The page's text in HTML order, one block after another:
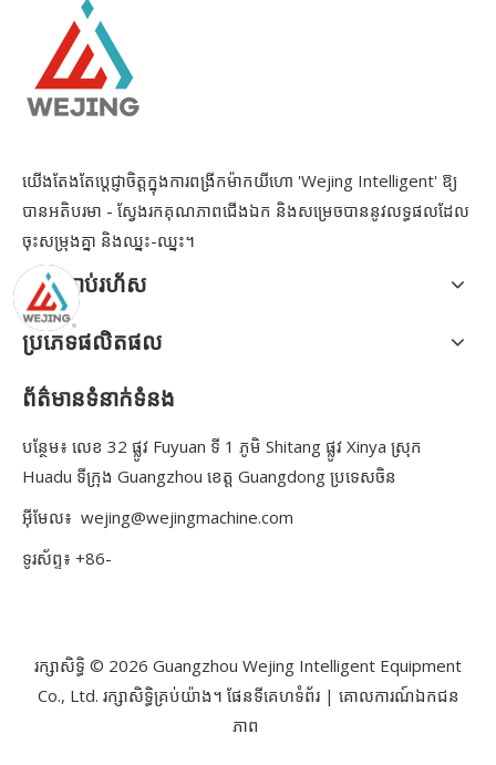
យើងតែងតែប្តេជ្ញាចិត្តក្នុងការពង្រីកម៉ាកយីហោ 'Wejing Intelligent' ឱ្យ
បានអតិបរមា - ស្វែងរកគុណភាពជើងឯក និងសម្រេចបាននូវលទ្ធផលដែល
ចុះសម្រុងគ្នា និងឈ្នះ-ឈ្នះ។
តំណភ្ជាប់រហ័ស
ប្រភេទផលិតផល
ព័ត៌មានទំនាក់ទំនង
បន្ថែម៖ លេខ 32 ផ្លូវ Fuyuan ទី 1 ភូមិ Shitang ផ្លូវ Xinya ស្រុក
Huadu ទីក្រុង Guangzhou ខេត្ត Guangdong ប្រទេសចិន
អ៊ីមែល៖ wejing@wejingmachine.com
ទូរស័ព្ទ៖ +86-
រក្សាសិទ្ធិ © 2026 Guangzhou Wejing Intelligent Equipment
Co., Ltd. រក្សាសិទ្ធិគ្រប់យ៉ាង។ ផែនទីគេហទំព័រ| គោលការណ៍ឯកជន
ភាព